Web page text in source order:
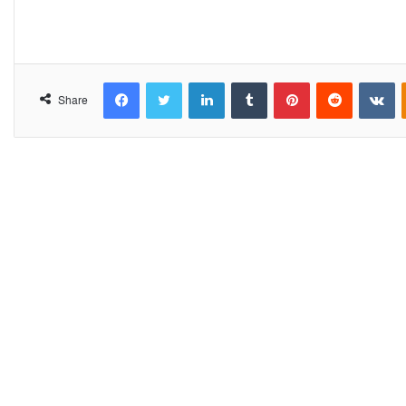
Share